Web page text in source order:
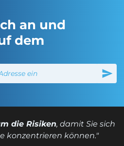
an und
dem
die Risiken, damit Sie sich
konzentrieren können."